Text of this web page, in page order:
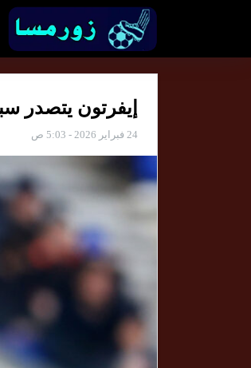
إيفرتون يتصدر
24 فبراير 2026 - 5:03 ص